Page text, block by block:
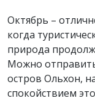
Октябрь –
когда
природа
Можно
остров Ольхон,
спокойствием